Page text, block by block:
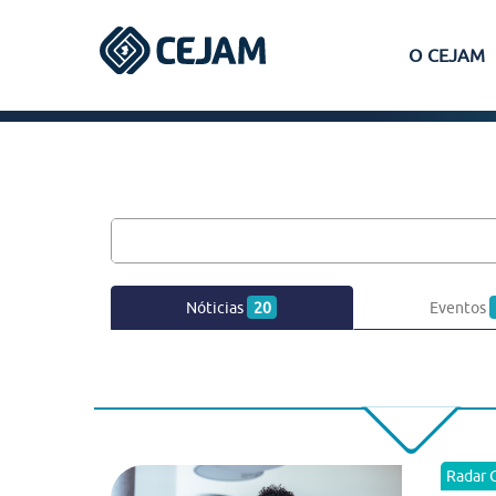
O CEJAM
Ferraz de Vasconcelos
Lins
Peruíbe
Nóticias 20 Eventos
Radar